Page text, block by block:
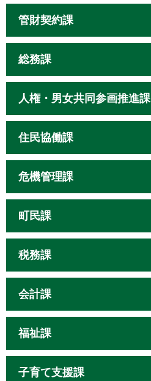
管財契約課
総務課
人権・男女共同参画推進課
住民協働課
危機管理課
町民課
税務課
会計課
福祉課
子育て支援課